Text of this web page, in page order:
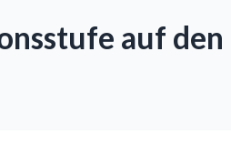
auf den